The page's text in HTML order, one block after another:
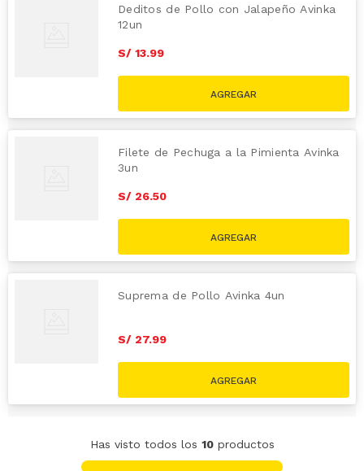
Deditos de Pollo con Jalapeño Avinka
12un
S/ 13.99
Filete de Pechuga a la Pimienta Avinka
3un
S/ 26.50
Suprema de Pollo Avinka 4un
S/ 27.99
Has visto todos los 10productos